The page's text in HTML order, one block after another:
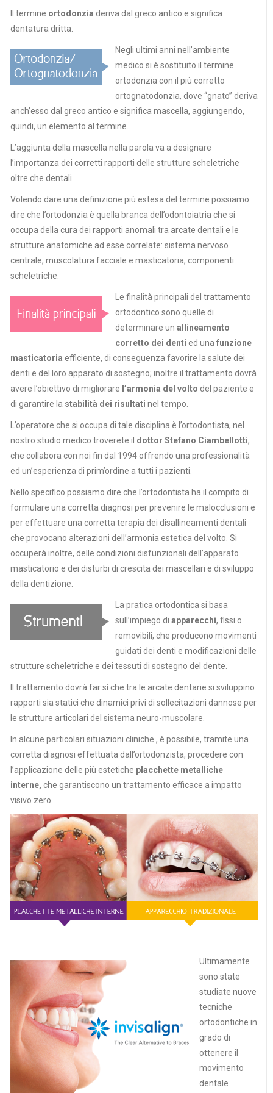
Il termine ortodonzia deriva dal greco antico e significa
dentatura dritta.
Negli ultimi anni nell’ambiente
medico si è sostituito il termine
ortodonzia con il più corretto
ortognatodonzia, dove “gnato” deriva
anch’esso dal greco antico e significa mascella, aggiungendo,
quindi, un elemento al termine.
L’aggiunta della mascella nella parola va a designare
l’importanza dei corretti rapporti delle strutture scheletriche
oltre che dentali.
Volendo dare una definizione più estesa del termine possiamo
dire che l’ortodonzia è quella branca dell’odontoiatria che si
occupa della cura dei rapporti anomali tra arcate dentali e le
strutture anatomiche ad esse correlate: sistema nervoso
centrale, muscolatura facciale e masticatoria, componenti
scheletriche.
Le finalità principali del trattamento
ortodontico sono quelle di
determinare unallineamento
corretto dei denti ed unafunzione
masticatoria efficiente, di conseguenza favorire la salute dei
denti e del loro apparato di sostegno; inoltre il trattamento dovrà
avere l’obiettivo di migliorare l’armonia del volto del paziente e
di garantire la stabilità dei risultati nel tempo.
L’operatore che si occupa di tale disciplina è l’ortodontista, nel
nostro studio medico troverete il dottor Stefano Ciambellotti,
che collabora con noi fin dal 1994 offrendo una professionalità
ed un’esperienza di prim’ordine a tutti i pazienti.
Nello specifico possiamo dire che l’ortodontista ha il compito di
formulare una corretta diagnosi per prevenire le malocclusioni e
per effettuare una corretta terapia dei disallineamenti dentali
che provocano alterazioni dell’armonia estetica del volto. Si
occuperà inoltre, delle condizioni disfunzionali dell’apparato
masticatorio e dei disturbi di crescita dei mascellari e di sviluppo
della dentizione.
La pratica ortodontica si basa
sull’impiego diapparecchi, fissi o
removibili, che producono movimenti
guidati dei denti e modificazioni delle
strutture scheletriche e dei tessuti di sostegno del dente.
Il trattamento dovrà far sì che tra le arcate dentarie si sviluppino
rapporti sia statici che dinamici privi di sollecitazioni dannose per
le strutture articolari del sistema neuro-muscolare.
In alcune particolari situazioni cliniche , è possibile, tramite una
corretta diagnosi effettuata dall’ortodonzista, procedere con
l’applicazione delle più estetiche placchette metalliche
interne,che garantiscono un trattamento efficace a impatto
visivo zero.
Ultimamente
sono state
studiate nuove
tecniche
ortodontiche in
grado di
ottenere il
movimento
dentale